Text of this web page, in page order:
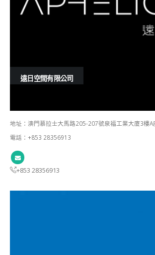
遠日空間有限公司
地址：澳門慕拉士大馬路205-207號泉福工業大廈3樓A
電話：+853 28356913
+853 28356913